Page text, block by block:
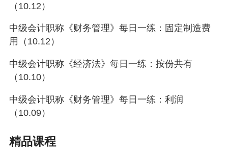
（10.12）
中级会计职称《财务管理》每日一练：固定制造费
用（10.12）
中级会计职称《经济法》每日一练：按份共有
（10.10）
中级会计职称《财务管理》每日一练：利润
（10.09）
精品课程